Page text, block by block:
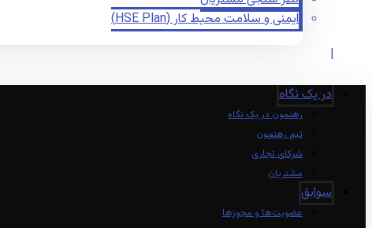
ایمنی و سلامت محیط کار (HSE Plan)
در یک نگاه
رهنمون در یک نگاه
تیم رهنمون
شرکای تجاری
مشتریان
سوابق
عضویت‌ها و مجوزها